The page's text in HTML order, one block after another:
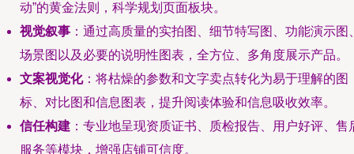
动”的黄金法则，科学规划页面板块。
视觉叙事 ：通过高质量的实拍图、细节特写图、功能演示图
场景图以及必要的说明性图表，全方位、多角度展示产品。
文案视觉化：将枯燥的参数和文字卖点转化为易于理解的图
标、对比图和信息图表，提升阅读体验和信息吸收效率。
信任构建 ：专业地呈现资质证书、质检报告、用户好评、售
服务等模块，增强店铺可信度。